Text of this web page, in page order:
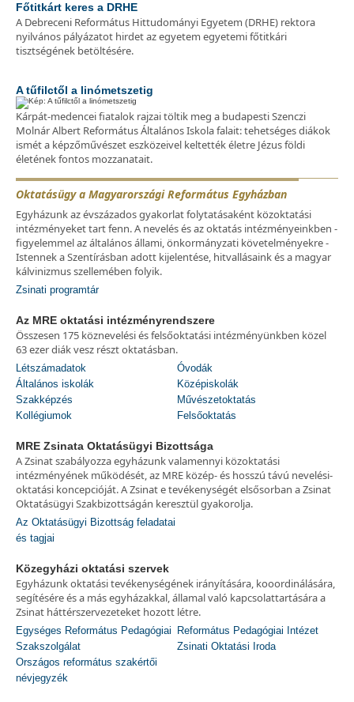
Főtitkárt keres a DRHE
A Debreceni Református Hittudományi Egyetem (DRHE) rektora
nyilvános pályázatot hirdet az egyetem egyetemi főtitkári
tisztségének betöltésére.
A tűfilctől a linómetszetig
Kárpát-medencei fiatalok rajzai töltik meg a budapesti Szenczi
Molnár Albert Református Általános Iskola falait: tehetséges diákok
ismét a képzőművészet eszközeivel keltették életre Jézus földi
életének fontos mozzanatait.
Oktatásügy a Magyarországi Református Egyházban
Egyházunk az évszázados gyakorlat folytatásaként közoktatási
intézményeket tart fenn. A nevelés és az oktatás intézményeinkben -
figyelemmel az általános állami, önkormányzati követelményekre -
Istennek a Szentírásban adott kijelentése, hitvallásaink és a magyar
kálvinizmus szellemében folyik.
Zsinati programtár
Az MRE oktatási intézményrendszere
Összesen 175 köznevelési és felsőoktatási intézményünkben közel
63 ezer diák vesz részt oktatásban.
Létszámadatok
Óvodák
Általános iskolák
Középiskolák
Szakképzés
Művészetoktatás
Kollégiumok
Felsőoktatás
MRE Zsinata Oktatásügyi Bizottsága
A Zsinat szabályozza egyházunk valamennyi közoktatási
intézményének működését, az MRE közép- és hosszú távú nevelési-
oktatási koncepcióját. A Zsinat e tevékenységét elsősorban a Zsinat
Oktatásügyi Szakbizottságán keresztül gyakorolja.
Az Oktatásügyi Bizottság feladatai
és tagjai
Közegyházi oktatási szervek
Egyházunk oktatási tevékenységének irányítására, kooordinálására,
segítésére és a más egyházakkal, államal való kapcsolattartására a
Zsinat háttérszervezeteket hozott létre.
Egységes Református Pedagógiai
Szakszolgálat
Református Pedagógiai Intézet
Zsinati Oktatási Iroda
Országos református szakértői
névjegyzék